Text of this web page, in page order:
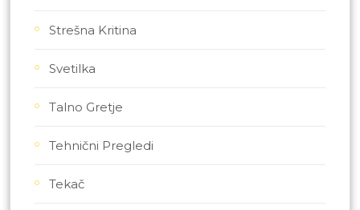
Strešna Kritina
Svetilka
Talno Gretje
Tehnični Pregledi
Tekač